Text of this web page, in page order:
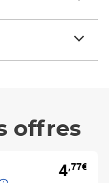
offres
4,77€